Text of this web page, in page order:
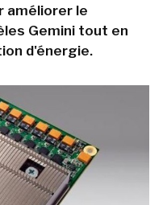
améliorer le
Gemini tout en
d'énergie.